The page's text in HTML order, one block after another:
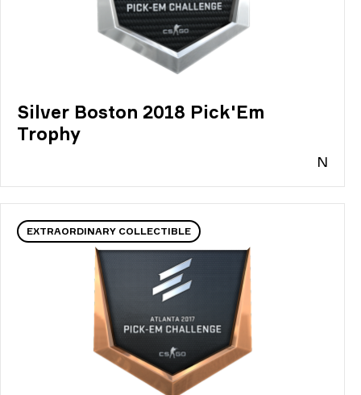
Silver Boston 2018 Pick'Em
Trophy
N
EXTRAORDINARY COLLECTIBLE